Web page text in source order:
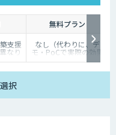
無料プラン
支援
なり
相談
なし（代わりに、デ
モ・PoCで実際の効果
を体験いただけます）
選択